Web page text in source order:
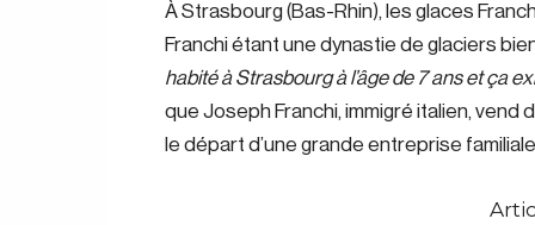
À Strasbourg (Bas-Rhin), les glaces
Franchi étant une dynastie de glaciers
habité à Strasbourg à l’âge de 7 ans et ça
que Joseph Franchi, immigré italien,
le départ d’une grande entreprise